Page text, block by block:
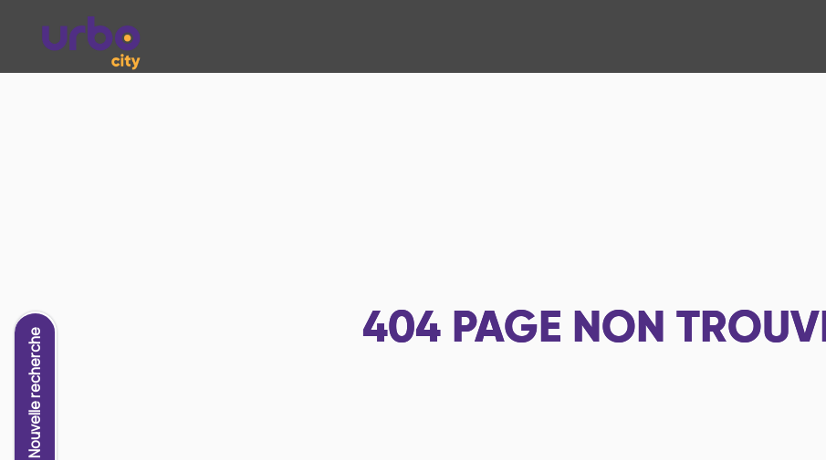
Nouvelle recherche 404 PAGE NON